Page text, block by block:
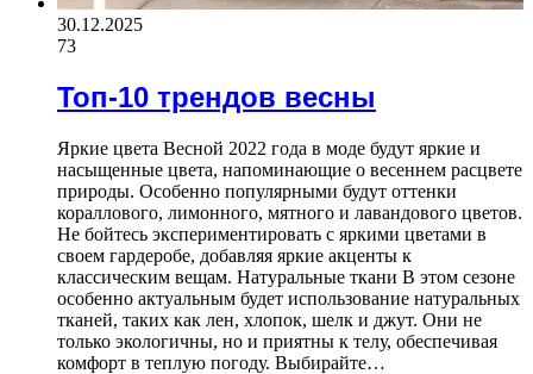
30.12.2025
73
Топ-10 трендов весны
Яркие цвета Весной 2022 года в моде будут яркие и
насыщенные цвета, напоминающие о весеннем расцвете
природы. Особенно популярными будут оттенки
кораллового, лимонного, мятного и лавандового цветов.
Не бойтесь экспериментировать с яркими цветами в
своем гардеробе, добавляя яркие акценты к
классическим вещам. Натуральные ткани В этом сезоне
особенно актуальным будет использование натуральных
тканей, таких как лен, хлопок, шелк и джут. Они не
только экологичны, но и приятны к телу, обеспечивая
комфорт в теплую погоду. Выбирайте…